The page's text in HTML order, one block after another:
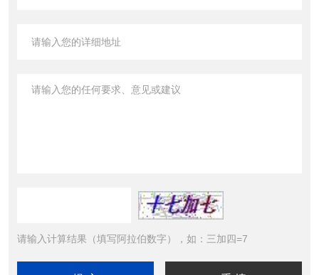
请输入计算结果（填写阿拉伯数字），如：三加四=7